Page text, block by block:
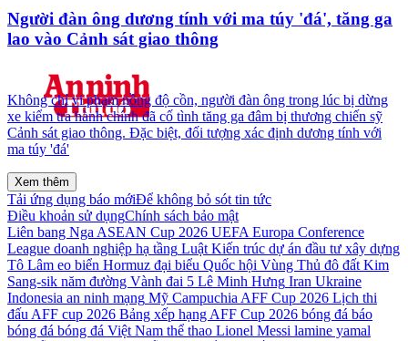
Người đàn ông dương tính với ma túy 'đá', tăng ga
lao vào Cảnh sát giao thông
Không chỉ vi phạm nồng độ cồn, người đàn ông trong lúc bị dừng
xe kiểm tra hành chính đã cố tình tăng ga đâm bị thương chiến sỹ
Cảnh sát giao thông. Đặc biệt, đối tượng xác định dương tính với
ma túy 'đá'
Xem thêm
Tải ứng dụng báo mớiĐể không bỏ sót tin tức
Điều khoản sử dụngChính sách bảo mật
Liên bang Nga ASEAN Cup 2026 UEFA Europa Conference
League doanh nghiệp hạ tầng Luật Kiến trúc dự án đầu tư xây dựng
Tô Lâm eo biển Hormuz đại biểu Quốc hội Vùng Thủ đô đất Kim
Sang-sik năm đường Vành đai 5 Lê Minh Hưng Iran Ukraine
Indonesia an ninh mạng Mỹ Campuchia AFF Cup 2026 Lịch thi
đấu AFF cup 2026 Bảng xếp hạng AFF Cup 2026 bóng đá báo
bóng đá bóng đá Việt Nam thể thao Lionel Messi lamine yamal